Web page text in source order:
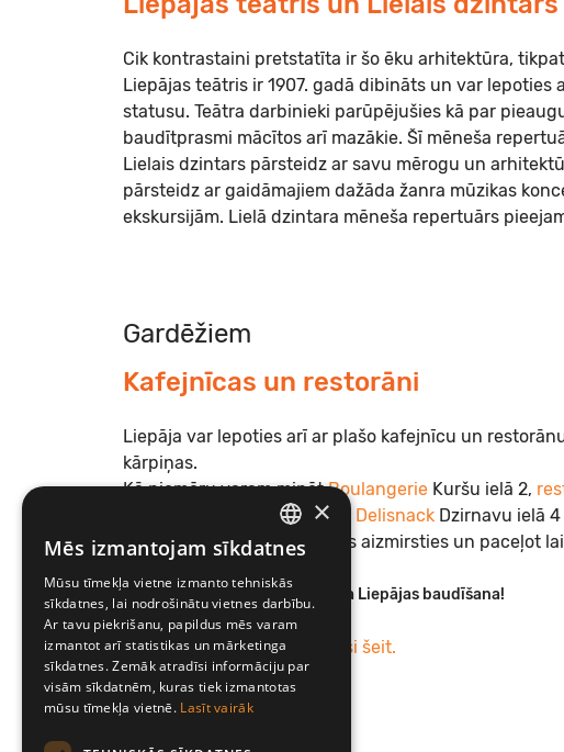
Cik kontrastaini pretstatīta ir šo ēku arhitektūra,
Liepājas teātris ir 1907. gadā dibināts un var
statusu. Teātra darbinieki parūpējušies kā par
baudītprasmi mācītos arī mazākie. Šī mēneša
Lielais dzintars pārsteidz ar savu mērogu un
pārsteidz ar gaidāmajiem dažāda žanra mūzikas
ekskursijām. Lielā dzintara mēneša repertuārs
Gardēžiem
Kafejnīcas un restorāni
Liepāja var lepoties arī ar plašo kafejnīcu un
kārpiņas.
Kā piemēru varam minētBoulangerie Kuršu ielā 2,
Fontaine Delisnack Dzirnavu ielā
savu interjeru ciemiņiem liks aizmirsties un paceļot
Lai maģiskiem mirkļiem bagāta Liepājas baudīšana!
Savu autobusa biļeti atradīsi šeit.
LATVIAN
ENGLISH
×
Mēs izmantojam sīkdatnes
Mūsu tīmekļa vietne izmanto tehniskās
sīkdatnes, lai nodrošinātu vietnes darbību.
Ar tavu piekrišanu, papildus mēs varam
izmantot arī statistikas un mārketinga
sīkdatnes. Zemāk atradīsi informāciju par
visām sīkdatnēm, kuras tiek izmantotas
mūsu tīmekļa vietnē. Lasīt vairāk